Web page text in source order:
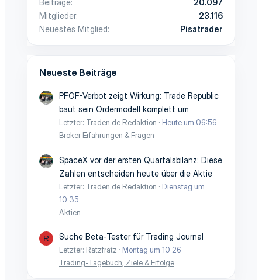
Mitglieder
23.116
Neuestes Mitglied
Pisatrader
Neueste Beiträge
PFOF-Verbot zeigt Wirkung: Trade Republic
baut sein Ordermodell komplett um
Letzter: Traden.de Redaktion
Heute um 06:56
Broker Erfahrungen & Fragen
SpaceX vor der ersten Quartalsbilanz: Diese
Zahlen entscheiden heute über die Aktie
Letzter: Traden.de Redaktion
Dienstag um
10:35
Aktien
R Suche Beta-Tester für Trading Journal
Letzter: Ratzfratz
Montag um 10:26
Trading-Tagebuch, Ziele & Erfolge